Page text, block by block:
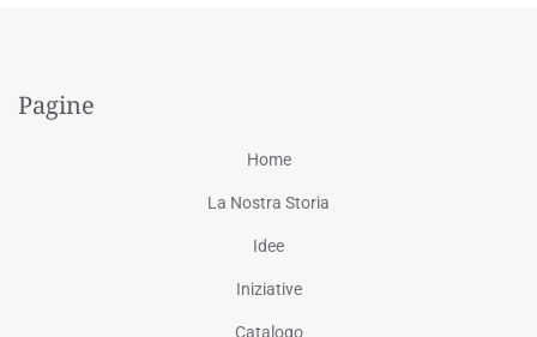
Pagine
Home
La Nostra Storia
Idee
Iniziative
Catalogo